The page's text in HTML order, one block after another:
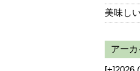
美味し
アー